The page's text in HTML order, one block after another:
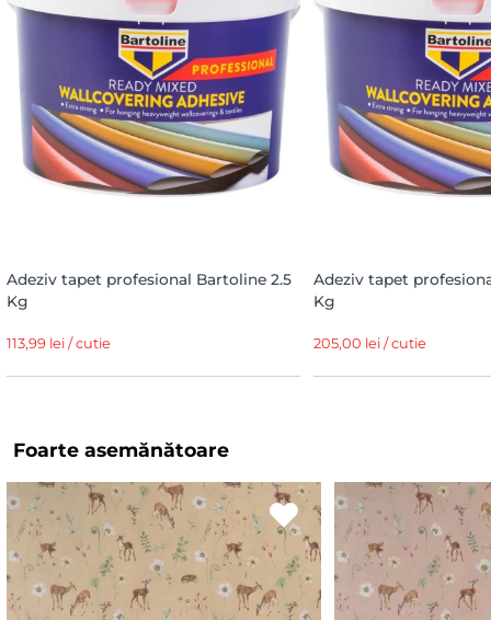
Adeziv tapet profesional Bartoline 2.5
Kg
113,99 lei / cutie
Adeziv tapet
Kg
205,00 lei / cutie
Foarte asemănătoare